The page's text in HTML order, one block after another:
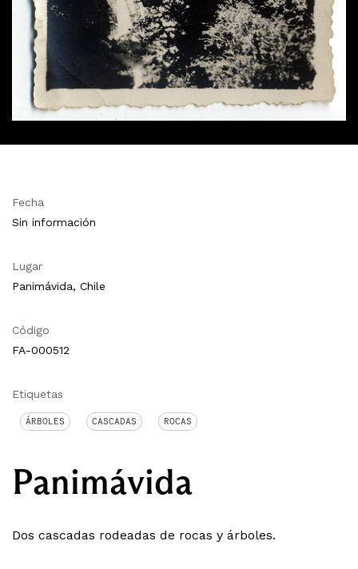
Fecha
Sin información
Lugar
Panimávida, Chile
Código
FA-000512
Etiquetas
ÁRBOLES CASCADAS ROCAS
Panimávida
Dos cascadas rodeadas de rocas y árboles.